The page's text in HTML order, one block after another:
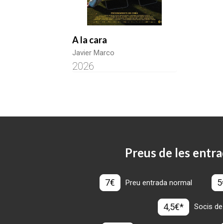
A la cara
Javier Marco
2026
Preus de les
7€ Preu entrada normal
4,5€* Socis